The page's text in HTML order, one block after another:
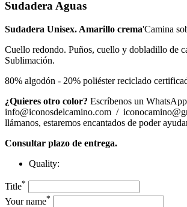
Sudadera Aguas
Sudadera Unisex. Amarillo crema'Camina
Cuello redondo. Puños, cuello y dobladillo de
Sublimación.
80% algodón - 20% poliéster reciclado
¿Quieres otro color? Escríbenos un
info@iconosdelcamino.com /
llámanos, estaremos encantados de poder
Consultar plazo de entrega.
Quality:
Title*
Your name*